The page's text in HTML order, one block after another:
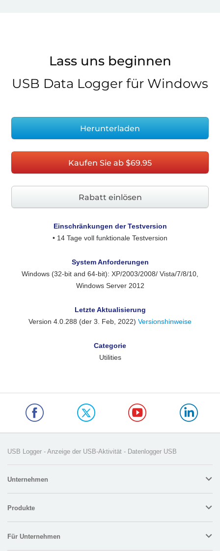
Lass uns beginnen
USB Data Logger für Windows
Herunterladen
Kaufen Sie ab $69.95
Rabatt einlösen
Einschränkungen der Testversion
• 14 Tage voll funktionale Testversion
System Anforderungen
Windows (32-bit and 64-bit): XP/2003/2008/ Vista/7/8/10,
Windows Server 2012
Letzte Aktualisierung
Version 4.0.288 (der 3. Feb, 2022) Versionshinweise
Categorie
Utilities
USB Logger - Anzeige der USB-Aktivität - Datenlogger USB
Unternehmen
Produkte
Für Unternehmen